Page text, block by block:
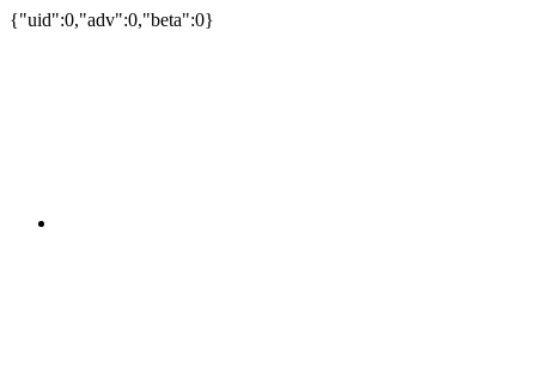
{"uid":0,"adv":0,"beta":0}